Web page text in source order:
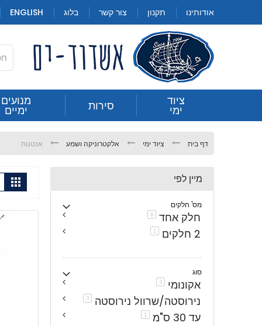
דף
to
Content
אודותינו תקנון צור קשר בלוג ENGLISH
ציוד
ימי סירות מנועים
ימיים אנטנות
דף בית ציוד ימי אלקטרוניקה ושמע אנטנות
גריד מיין לפי
מס' חלקים
חלק אחד 8פריטים
2 חלקים 1
סוג
אקונומי 3
נירוסטה/שרוול נירוסטה 3
עד 30 ס"מ 1